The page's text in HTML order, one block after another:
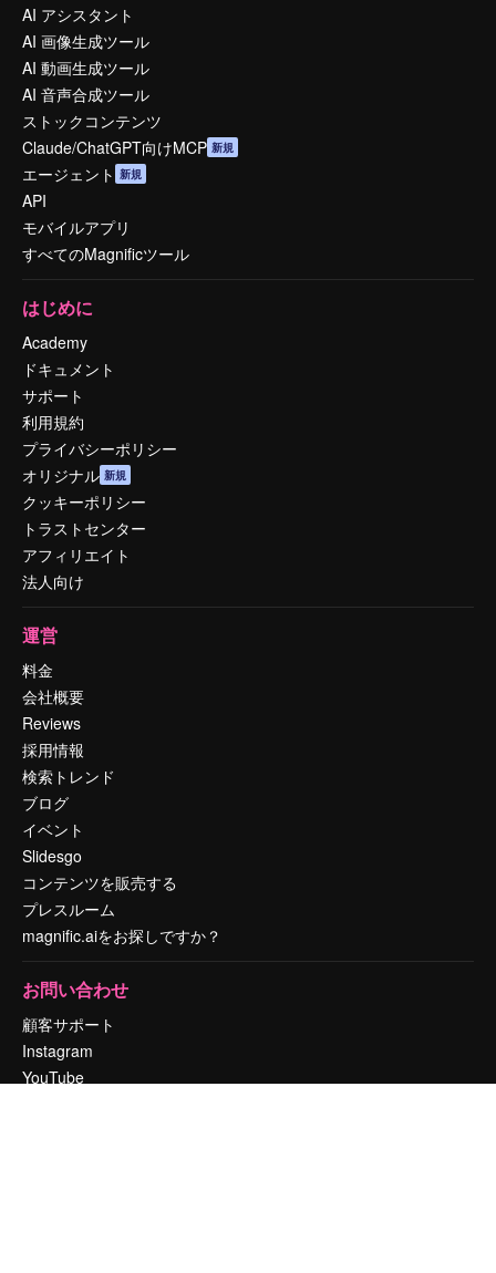
AI アシスタント
AI 画像生成ツール
AI 動画生成ツール
AI 音声合成ツール
ストックコンテンツ
Claude/ChatGPT向けMCP 新規
エージェント 新規
API
モバイルアプリ
すべてのMagnificツール
はじめに
Academy
ドキュメント
サポート
利用規約
プライバシーポリシー
オリジナル 新規
クッキーポリシー
トラストセンター
アフィリエイト
法人向け
運営
料金
会社概要
Reviews
採用情報
検索トレンド
ブログ
イベント
Slidesgo
コンテンツを販売する
プレスルーム
magnific.aiをお探しですか？
お問い合わせ
顧客サポート
Instagram
YouTube